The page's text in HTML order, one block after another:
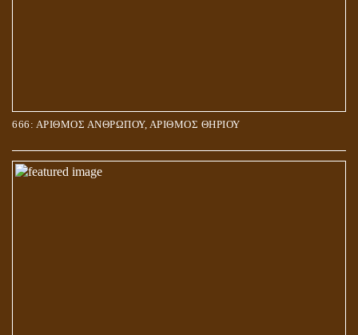
666: ΑΡΙΘΜΟΣ ΑΝΘΡΩΠΟΥ, ΑΡΙΘΜΟΣ ΘΗΡΙΟΥ